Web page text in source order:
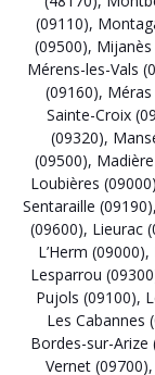
(09110),
(09500),
Mérens-les-Vals
(09160),
Sainte-Croix
(09320),
(09500),
Loubières (09000)
Sentaraille (09190),
(09600), Lieurac
L’Herm (09000),
Lesparrou
Pujols (09100),
Les Cabannes
Bordes-sur-Arize
Vernet (09700),